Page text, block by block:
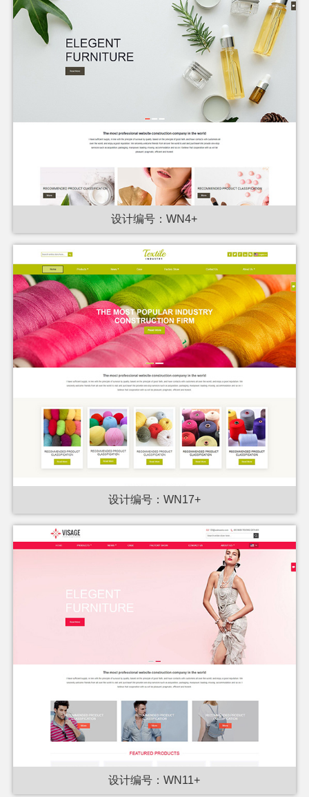
设计编号：WN4+
设计编号：WN17+
设计编号：WN11+